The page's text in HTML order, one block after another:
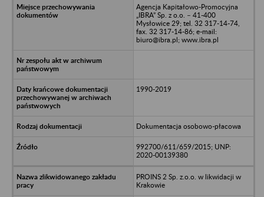
Agencja Kapitałowo-Promocyjna
„IBRA” Sp. z o.o. – 41-400
Mysłowice 29; tel. 32 317-14-74,
fax. 32 317-14-86; e-mail:
biuro@ibra.pl; www.ibra.pl
1990-2019
Dokumentacja osobowo-płacowa
992700/611/659/2015; UNP:
2020-00139380
PROINS 2 Sp. z.o.o. w likwidacji w
Krakowie